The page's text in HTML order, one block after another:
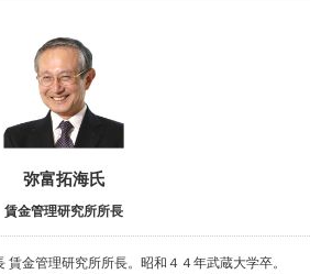
弥富拓海氏
賃金管理研究所所長
金管理研究所所長。昭和４４年武蔵大学卒。